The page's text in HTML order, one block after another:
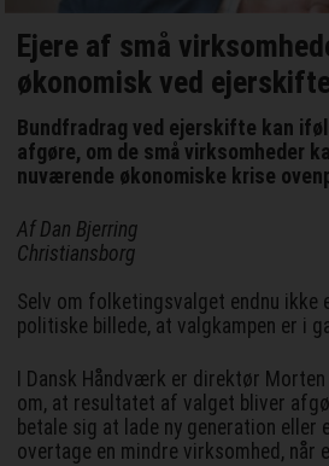
Ejere af små
økonomisk ved
Bundfradrag ved ejerskifte kan
afgøre, om de små virksomheder
nuværende økonomiske krise
Af Dan Bjerring
Christiansborg
Selv om folketingsvalget endnu ikke
politiske billede, at valgkampen er i
I Dansk Håndværk er direktør
om, at resultatet af valget bliver
betale sig at lade ny generation eller
overtage en mindre virksomhed, når